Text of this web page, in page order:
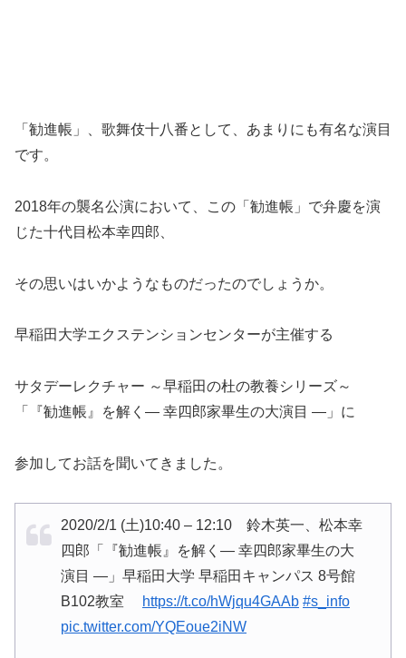
「勧進帳」、歌舞伎十八番として、あまりにも有名な演目
です。
2018年の襲名公演において、この「勧進帳」で弁慶を演
じた十代目松本幸四郎、
その思いはいかようなものだったのでしょうか。
早稲田大学エクステンションセンターが主催する
サタデーレクチャー ～早稲田の杜の教養シリーズ～
「『勧進帳』を解く― 幸四郎家畢生の大演目 ―」に
参加してお話を聞いてきました。
2020/2/1 (土)10:40 – 12:10 鈴木英一、松本幸
四郎「『勧進帳』を解く― 幸四郎家畢生の大
演目 ―」早稲田大学 早稲田キャンパス 8号館
B102教室
https://t.co/hWjqu4GAAb #s_info
pic.twitter.com/YQEoue2iNW